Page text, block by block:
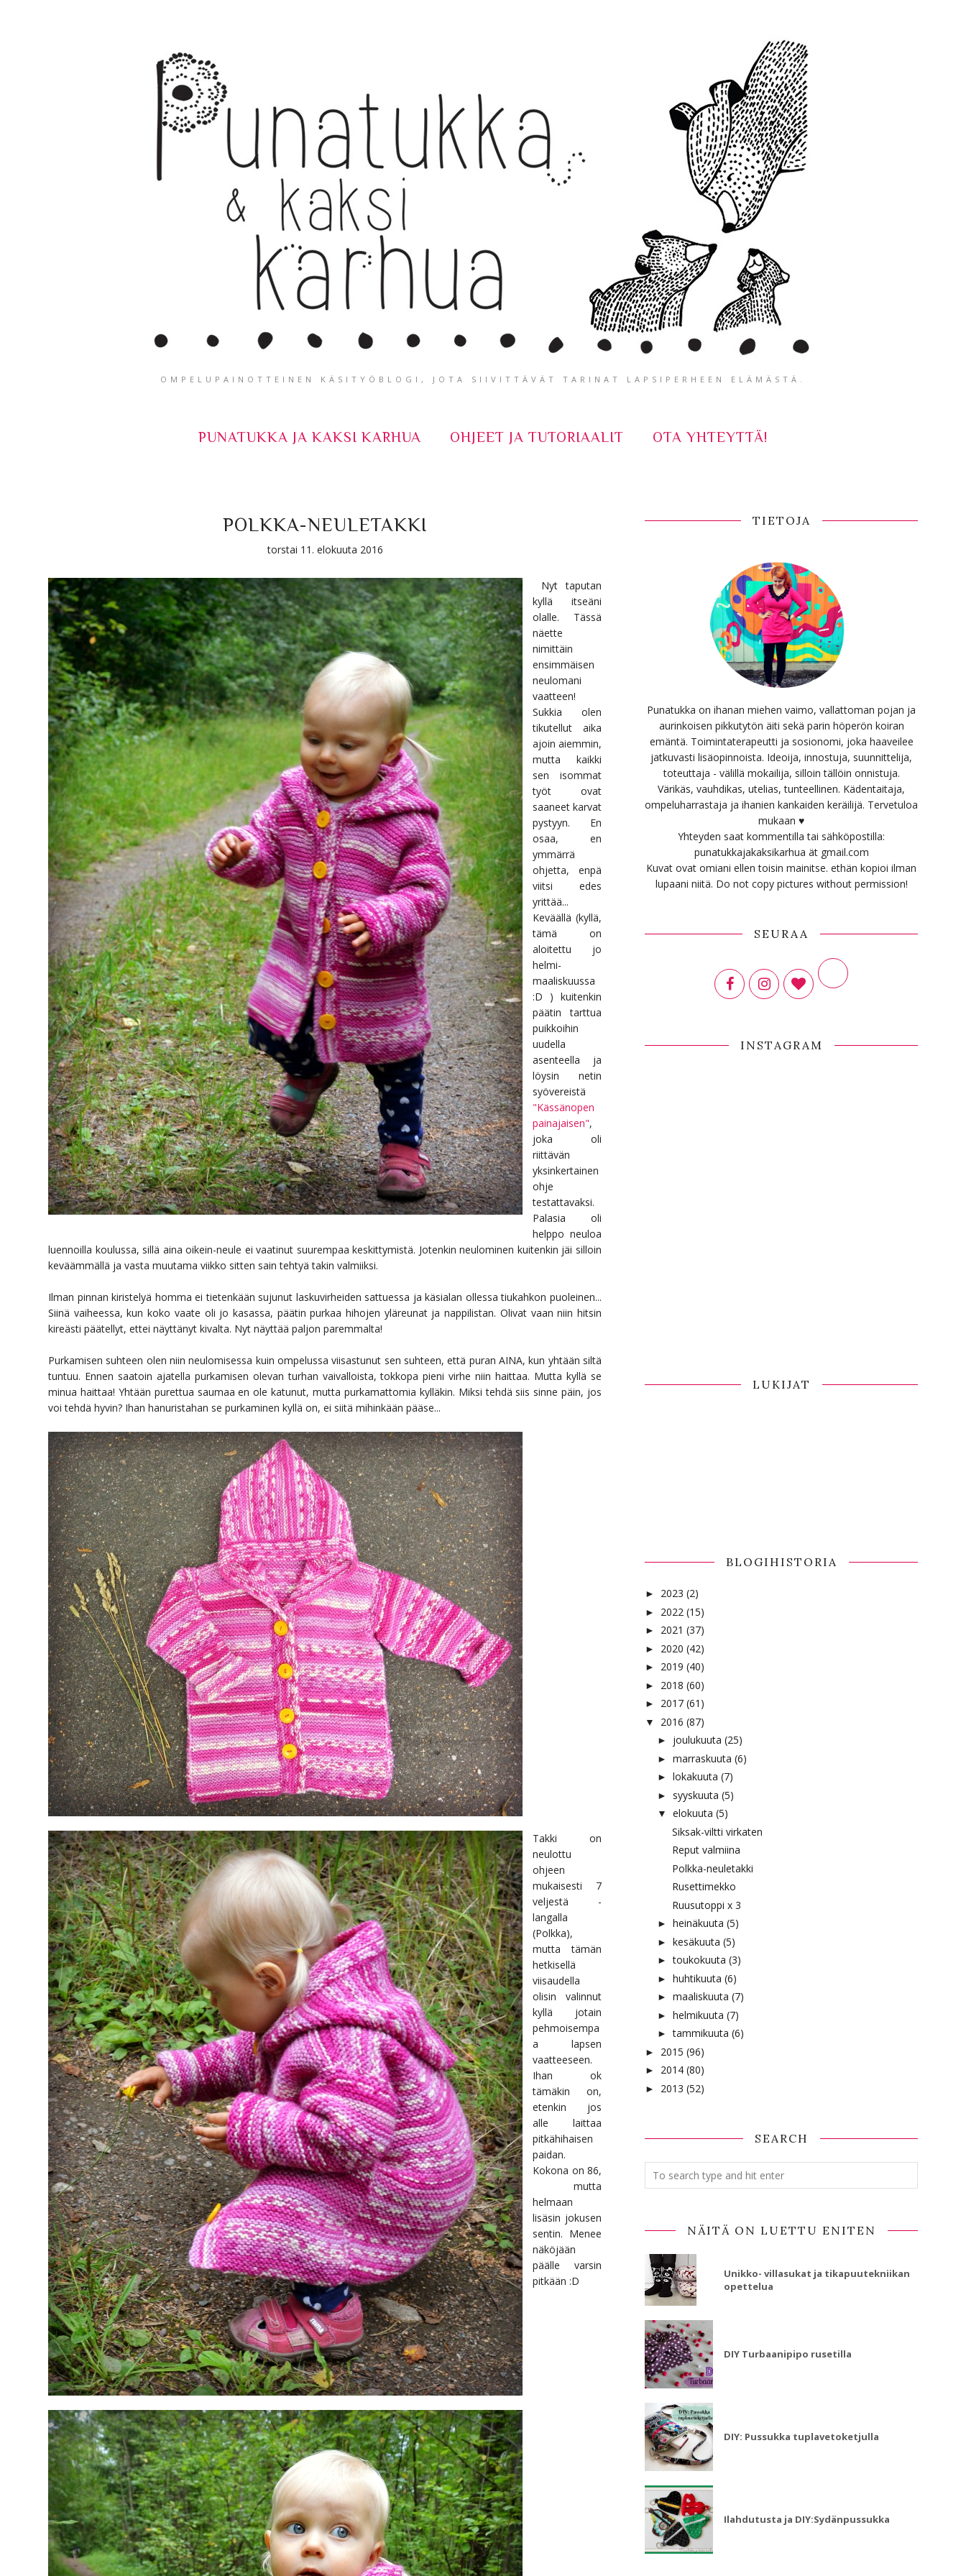
OMPELUPAINOTTEINEN KÄSITYÖBLOGI, JOTA SIIVITTÄVÄT TARINAT LAPSIPERHEEN ELÄMÄSTÄ.
PUNATUKKA JA KAKSI KARHUA OHJEET JA TUTORIAALIT OTA YHTEYTTÄ!
POLKKA-NEULETAKKI
torstai 11. elokuuta 2016
Nyt taputan
kyllä itseäni
olalle. Tässä
näette
nimittäin
ensimmäisen
neulomani
vaatteen!
Sukkia olen
tikutellut aika
ajoin aiemmin,
mutta kaikki
sen isommat
työt ovat
saaneet karvat
pystyyn. En
osaa, en
ymmärrä
ohjetta, enpä
viitsi edes
yrittää...
Keväällä (kyllä,
tämä on
aloitettu jo
helmi-
maaliskuussa
:D ) kuitenkin
päätin tarttua
puikkoihin
uudella
asenteella ja
löysin netin
syövereistä
"Kässänopen
painajaisen",
joka oli
riittävän
yksinkertainen
ohje
testattavaksi.
Palasia oli
helppo neuloa
luennoilla koulussa, sillä aina oikein-neule ei vaatinut suurempaa keskittymistä. Jotenkin neulominen kuitenkin jäi silloin
keväämmällä ja vasta muutama viikko sitten sain tehtyä takin valmiiksi.
Ilman pinnan kiristelyä homma ei tietenkään sujunut laskuvirheiden sattuessa ja käsialan ollessa tiukahkon puoleinen...
Siinä vaiheessa, kun koko vaate oli jo kasassa, päätin purkaa hihojen yläreunat ja nappilistan. Olivat vaan niin hitsin
kireästi päätellyt, ettei näyttänyt kivalta. Nyt näyttää paljon paremmalta!
Purkamisen suhteen olen niin neulomisessa kuin ompelussa viisastunut sen suhteen, että puran AINA, kun yhtään siltä
tuntuu. Ennen saatoin ajatella purkamisen olevan turhan vaivalloista, tokkopa pieni virhe niin haittaa. Mutta kyllä se
minua haittaa! Yhtään purettua saumaa en ole katunut, mutta purkamattomia kylläkin. Miksi tehdä siis sinne päin, jos
voi tehdä hyvin? Ihan hanuristahan se purkaminen kyllä on, ei siitä mihinkään pääse...
Takki on
neulottu
ohjeen
mukaisesti 7
veljestä -
langalla
(Polkka),
mutta tämän
hetkisellä
viisaudella
olisin valinnut
kyllä jotain
pehmoisempa
a lapsen
vaatteeseen.
Ihan ok
tämäkin on,
etenkin jos
alle laittaa
pitkähihaisen
paidan.
Kokona on 86,
mutta
helmaan
lisäsin jokusen
sentin. Menee
näköjään
päälle varsin
pitkään :D
TIETOJA
Punatukka on ihanan miehen vaimo, vallattoman pojan ja
aurinkoisen pikkutytön äiti sekä parin höperön koiran
emäntä. Toimintaterapeutti ja sosionomi, joka haaveilee
jatkuvasti lisäopinnoista. Ideoija, innostuja, suunnittelija,
toteuttaja - välillä mokailija, silloin tällöin onnistuja.
Värikäs, vauhdikas, utelias, tunteellinen. Kädentaitaja,
ompeluharrastaja ja ihanien kankaiden keräilijä. Tervetuloa
mukaan ♥
Yhteyden saat kommentilla tai sähköpostilla:
punatukkajakaksikarhua ät gmail.com
Kuvat ovat omiani ellen toisin mainitse. ethän kopioi ilman
lupaani niitä. Do not copy pictures without permission!
SEURAA
INSTAGRAM
LUKIJAT
BLOGIHISTORIA
► 2023 (2)
► 2022 (15)
► 2021 (37)
► 2020 (42)
► 2019 (40)
► 2018 (60)
► 2017 (61)
▼ 2016 (87)
► joulukuuta (25)
► marraskuuta (6)
► lokakuuta (7)
► syyskuuta (5)
▼ elokuuta (5)
Siksak-viltti virkaten
Reput valmiina
Polkka-neuletakki
Rusettimekko
Ruusutoppi x 3
► heinäkuuta (5)
► kesäkuuta (5)
►toukokuuta (3)
► huhtikuuta (6)
► maaliskuuta (7)
► helmikuuta (7)
►tammikuuta (6)
► 2015 (96)
► 2014 (80)
► 2013 (52)
SEARCH
NÄITÄ ON LUETTU ENITEN
Unikko- villasukat ja tikapuutekniikan
opettelua
DIY Turbaanipipo rusetilla
DIY: Pussukka tuplavetoketjulla
Ilahdutusta ja DIY:Sydänpussukka